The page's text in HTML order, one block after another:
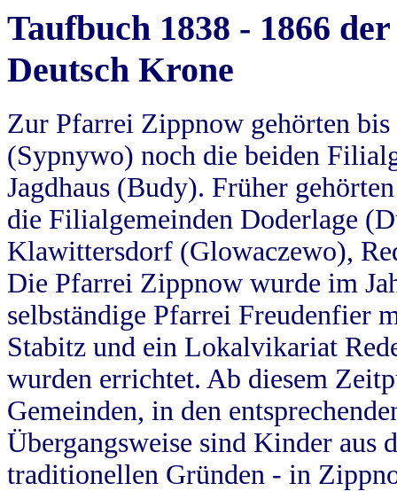
Taufbuch 1838 - 1866
Deutsch Krone
Zur Pfarrei Zippnow gehörten
(Sypnywo) noch die beiden
Jagdhaus (Budy). Früher
die Filialgemeinden Doderlage
Klawittersdorf (Glowaczewo),
Die Pfarrei Zippnow wurde im
selbständige Pfarrei Freudenfier
Stabitz und ein Lokalvikariat
wurden errichtet. Ab diesem
Gemeinden, in den
Übergangsweise sind Kinder aus
traditionellen Gründen - in